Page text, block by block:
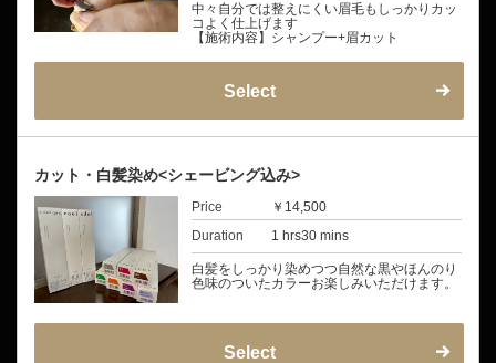
中々自分では整えにくい眉毛もしっかりカッ
コよく仕上げます
【施術内容】シャンプー+眉カット
Select
カット・白髪染め<シェービング込み>
Price
￥14,500
Duration
1 hrs30 mins
白髪をしっかり染めつつ自然な黒やほんのり
色味のついたカラーお楽しみいただけます。
Select